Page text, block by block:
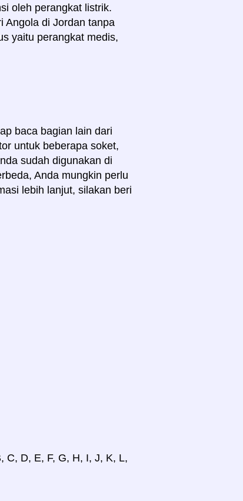
oleh perangkat listrik.
Angola di Jordan tanpa
yaitu perangkat medis,
baca bagian lain dari
untuk beberapa soket,
sudah digunakan di
Anda mungkin perlu
lebih lanjut, silakan beri
C, D, E, F, G, H, I, J, K, L,